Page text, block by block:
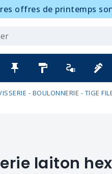
offres de printemps
push_pin format_paint electrical_services plumbing
- BOULONNERIE - TIGE
laiton